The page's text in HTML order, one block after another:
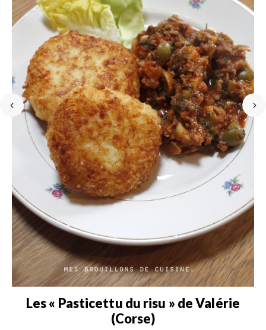
Les « Pasticettu du risu » de Valérie
(Corse)